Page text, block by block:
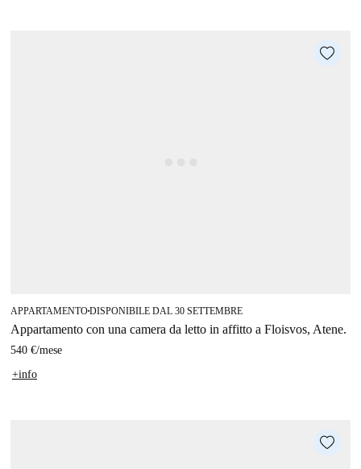
APPARTAMENTO■DISPONIBILE DAL 30 SETTEMBRE
Appartamento con una camera da letto in affitto a Floisvos, Atene.
540 €/mese
+info